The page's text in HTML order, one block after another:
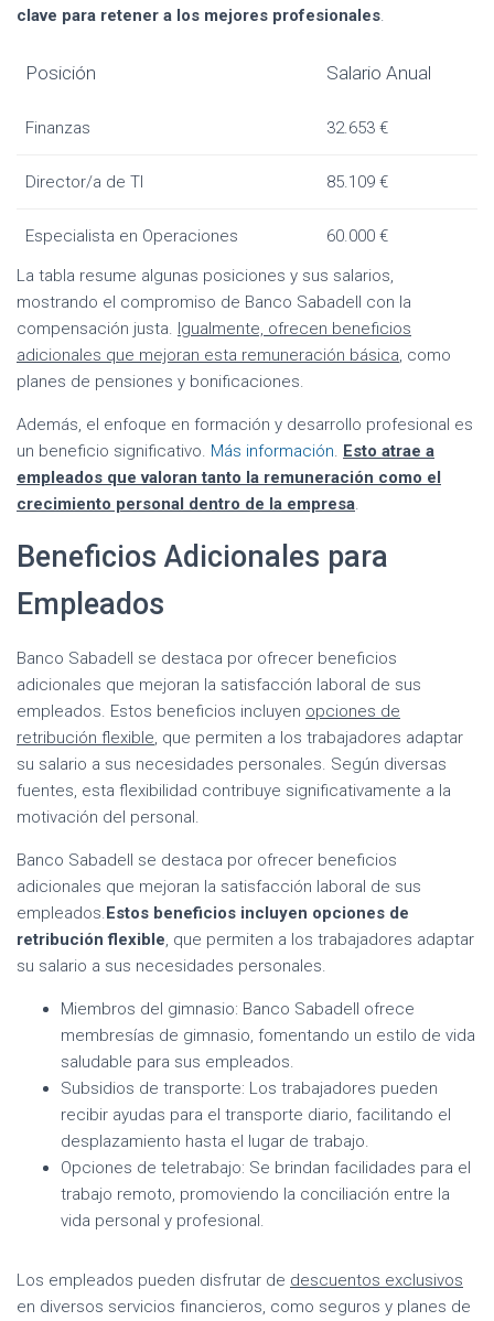
clave para retener a los mejores profesionales.
Posición Salario Anual
Finanzas 32.653 €
Director/a de TI 85.109 €
Especialista en Operaciones
60.000 €
La tabla resume algunas posiciones y sus salarios,
mostrando el compromiso de Banco Sabadell con la
compensación justa. Igualmente, ofrecen beneficios
adicionales que mejoran esta remuneración básica, como
planes de pensiones y bonificaciones.
Además, el enfoque en formación y desarrollo profesional es
un beneficio significativo. Más información. Esto atrae a
empleados que valoran tanto la remuneración como el
crecimiento personal dentro de la empresa.
Beneficios Adicionales para
Empleados
Banco Sabadell se destaca por ofrecer beneficios
adicionales que mejoran la satisfacción laboral de sus
empleados. Estos beneficios incluyen opciones de
retribución flexible, que permiten a los trabajadores adaptar
su salario a sus necesidades personales. Según diversas
fuentes, esta flexibilidad contribuye significativamente a la
motivación del personal.
Banco Sabadell se destaca por ofrecer beneficios
adicionales que mejoran la satisfacción laboral de sus
empleados.Estos beneficios incluyen opciones de
retribución flexible, que permiten a los trabajadores adaptar
su salario a sus necesidades personales.
Miembros del gimnasio: Banco Sabadell ofrece
membresías de gimnasio, fomentando un estilo de vida
saludable para sus empleados.
Subsidios de transporte: Los trabajadores pueden
recibir ayudas para el transporte diario, facilitando el
desplazamiento hasta el lugar de trabajo.
Opciones de teletrabajo: Se brindan facilidades para el
trabajo remoto, promoviendo la conciliación entre la
vida personal y profesional.
Los empleados pueden disfrutar de descuentos exclusivos
en diversos servicios financieros, como seguros y planes de